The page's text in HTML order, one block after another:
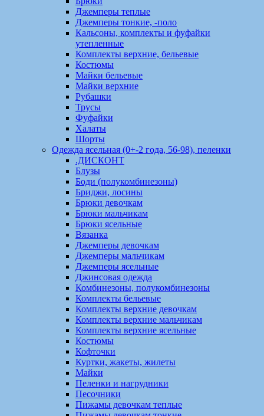
Джемперы теплые
Джемперы тонкие, -поло
Кальсоны, комплекты и фуфайки
утепленные
Комплекты верхние, бельевые
Костюмы
Майки бельевые
Майки верхние
Рубашки
Трусы
Фуфайки
Халаты
Шорты
Одежда ясельная (0+-2 года, 56-98), пеленки
.ДИСКОНТ
Блузы
Боди (полукомбинезоны)
Бриджи, лосины
Брюки девочкам
Брюки мальчикам
Брюки ясельные
Вязанка
Джемперы девочкам
Джемперы мальчикам
Джемперы ясельные
Джинсовая одежда
Комбинезоны, полукомбинезоны
Комплекты бельевые
Комплекты верхние девочкам
Комплекты верхние мальчикам
Комплекты верхние ясельные
Костюмы
Кофточки
Куртки, жакеты, жилеты
Майки
Пеленки и нагрудники
Песочники
Пижамы девочкам теплые